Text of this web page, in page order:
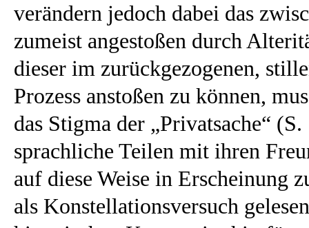
verändern jedoch dabei das
zumeist angestoßen durch
dieser im zurückgezogenen,
Prozess anstoßen zu können,
das Stigma der „Privatsache“
sprachliche Teilen mit ihren
auf diese Weise in Erscheinung
als Konstellationsversuch